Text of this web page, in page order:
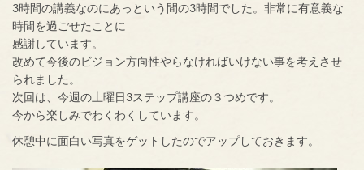
3時間の講義なのにあっという間の3時間でした。非常に有意義な
時間を過ごせたことに
感謝しています。
改めて今後のビジョン方向性やらなければいけない事を考えさせ
られました。
次回は、今週の土曜日3ステップ講座の３つめです。
今から楽しみでわくわくしています。
休憩中に面白い写真をゲットしたのでアップしておきます。